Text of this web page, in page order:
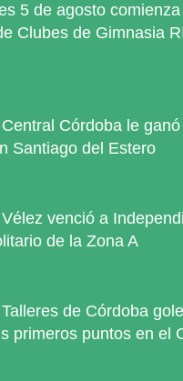
5 de agosto
Clubes de Gimnasia
Córdoba le
Santiago del Estero
venció a
de la Zona A
de Córdoba
primeros puntos en el